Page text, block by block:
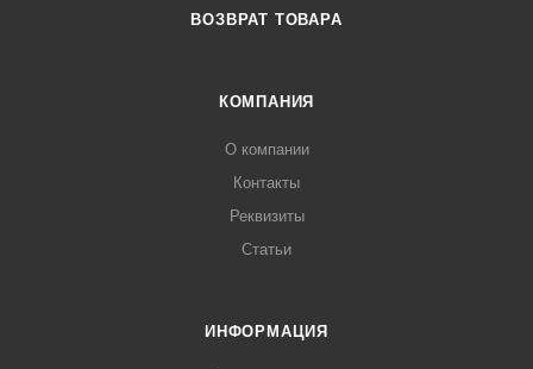
ВОЗВРАТ ТОВАРА
КОМПАНИЯ
О компании
Контакты
Реквизиты
Статьи
ИНФОРМАЦИЯ